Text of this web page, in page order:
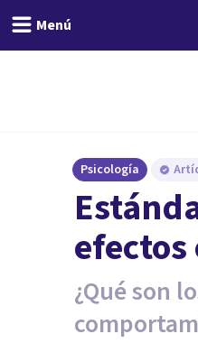
Menú
Psicología
¿Qué son